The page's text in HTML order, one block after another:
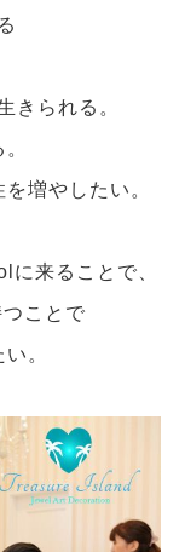
きられる。
増やしたい。
来ることで、
ことで
。